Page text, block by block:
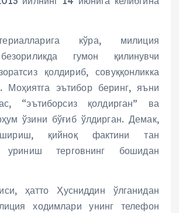
кўра, милиция
гумон қилинувчи
қолдириб, совуққонликка
Моҳиятга эътибор беринг, яъни
“эътиборсиз қолдирган” ва
ўзини бўғиб ўлдирган. Демак,
қийноқ фактини тан
уриниш терговнинг бошидан
ҳатто Ҳусниддин ўлганидан
ходимлари унинг телефон